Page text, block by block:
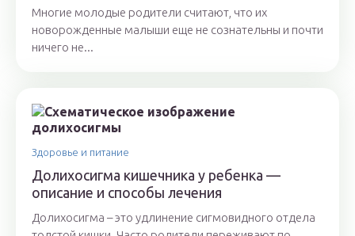
Многие молодые родители считают, что их
новорожденные малыши еще не сознательны и почти
ничего не...
Здоровье и питание
Долихосигма кишечника у ребенка —
описание и способы лечения
Долихосигма – это удлинение сигмовидного отдела